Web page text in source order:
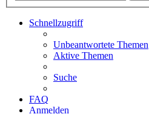
Schnellzugriff
Unbeantwortete Themen
Aktive Themen
Suche
FAQ
Anmelden